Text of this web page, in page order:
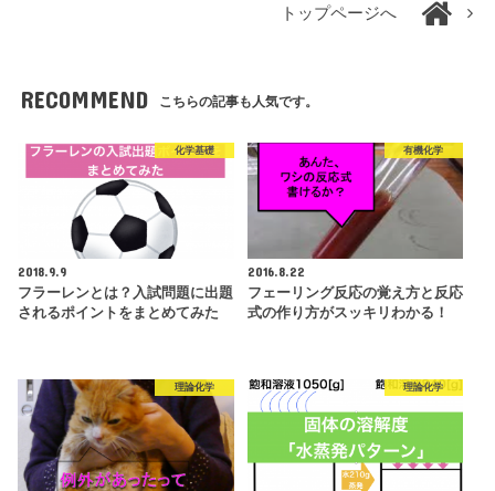
トップページへ
RECOMMEND こちらの記事も人気です。
化学基礎
2018.9.9
フラーレンとは？入試問題に出題
されるポイントをまとめてみた
有機化学
2016.8.22
フェーリング反応の覚え方と反応
式の作り方がスッキリわかる！
理論化学 理論化学